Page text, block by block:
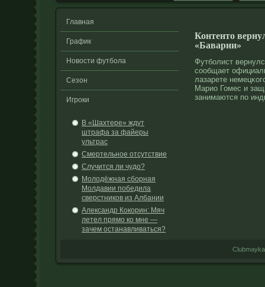
Главная
График
Новости футбола
Сезон
Игроки
В «Шахтере» ждут
штрафа за файеры
ультрас
Смертельное отсутствие
Случится ли чудо?
Молодёжная сборная
Молдавии победила
сверстников из Албании
Александр Кокорин: Мяч
летел прямо ко мне —
зачем останавливаться?
Контенто
«Баварии»
Футболист
сообщает
лазарете
Марио Гомес и
занимаются по